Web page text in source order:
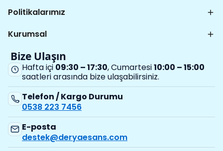
Politikalarımız
Kurumsal
Bize Ulaşın
Hafta içi 09:30 – 17:30, Cumartesi10:00 – 15:00
saatleri arasında bize ulaşabilirsiniz.
Telefon / Kargo Durumu
0538 223 7456
E-posta
destek@deryaesans.com